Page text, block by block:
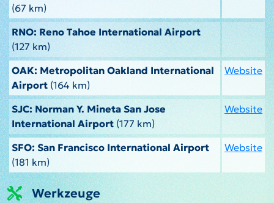
(67 km)
RNO: Reno Tahoe International Airport
(127 km)
OAK: Metropolitan Oakland International
Airport (164 km)
Website
SJC: Norman Y. Mineta San Jose
International Airport(177 km)
Website
SFO: San Francisco International Airport
(181 km)
Website
Werkzeuge